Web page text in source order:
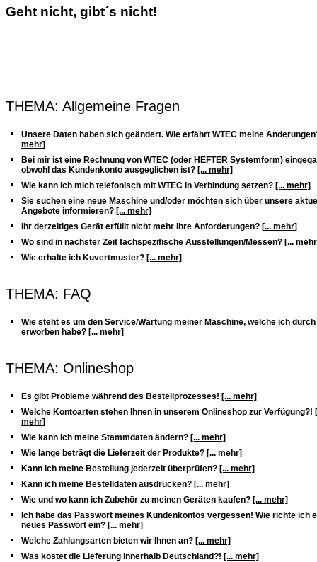
Geht nicht, gibt´s nicht!
THEMA: Allgemeine Fragen
Unsere Daten haben sich geändert. Wie erfährt WTEC meine
mehr]
Bei mir ist eine Rechnung von WTEC (oder HEFTER Systemform)
obwohl das Kundenkonto ausgeglichen ist? [... mehr]
Wie kann ich mich telefonisch mit WTEC in Verbindung setzen? [... mehr]
Sie suchen eine neue Maschine und/oder möchten sich über unsere
Angebote informieren? [... mehr]
Ihr derzeitiges Gerät erfüllt nicht mehr Ihre Anforderungen? [... mehr]
Wo sind in nächster Zeit fachspezifische Ausstellungen/Messen? [...
Wie erhalte ich Kuvertmuster? [... mehr]
THEMA: FAQ
Wie steht es um den Service/Wartung meiner Maschine, welche ich durch
erworben habe? [... mehr]
THEMA: Onlineshop
Es gibt Probleme während des Bestellprozesses! [... mehr]
Welche Kontoarten stehen Ihnen in unserem Onlineshop zur Verfügung?!
mehr]
Wie kann ich meine Stammdaten ändern? [... mehr]
Wie lange beträgt die Lieferzeit der Produkte? [... mehr]
Kann ich meine Bestellung jederzeit überprüfen? [... mehr]
Kann ich meine Bestelldaten ausdrucken? [... mehr]
Wie und wo kann ich Zubehör zu meinen Geräten kaufen? [... mehr]
Ich habe das Passwort meines Kundenkontos vergessen! Wie richte ich
neues Passwort ein? [... mehr]
Welche Zahlungsarten bieten wir Ihnen an? [... mehr]
Was kostet die Lieferung innerhalb Deutschland?! [... mehr]